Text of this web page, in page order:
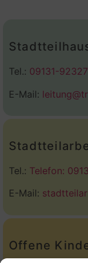
Tel.: 09131-
E-Mail:
Tel.: Telefon:
E-Mail:
Offene